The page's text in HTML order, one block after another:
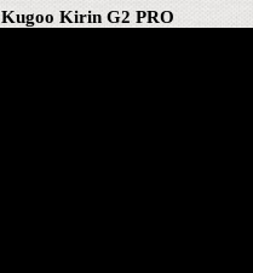
Kirin G2 PRO